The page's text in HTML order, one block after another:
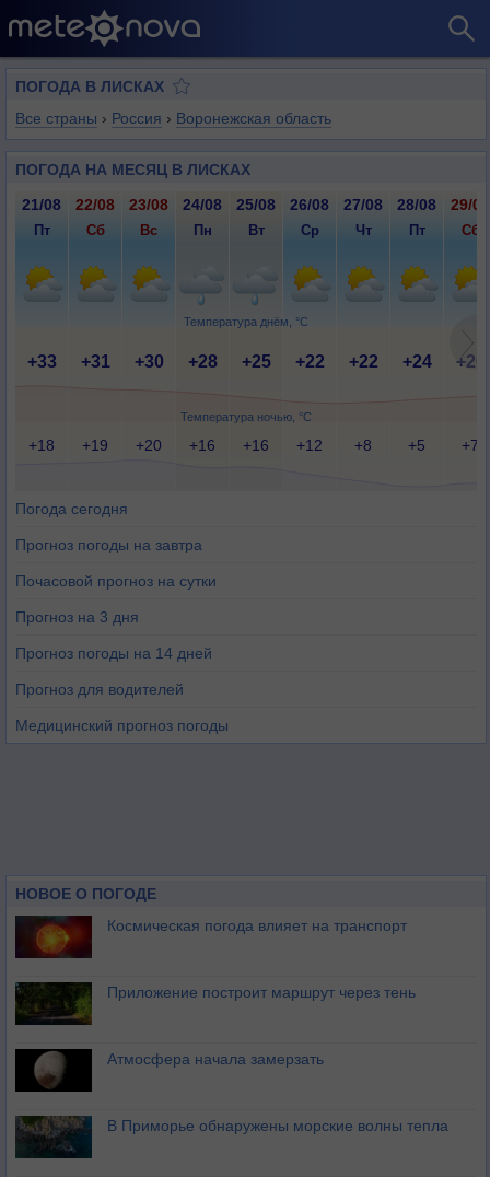
ПОГОДА В ЛИСКАХ
Все страны › Россия › Воронежская область
ПОГОДА НА МЕСЯЦ В ЛИСКАХ
Температура днём, °C
Температура ночью, °C
21/08 22/08 23/08 24/08 25/08 26/08 27/08 28/08 29/08
Пт Сб Вс Пн Вт Ср Чт Пт Сб
+33 +31 +30 +28 +25 +22 +22 +24 +26
+18 +19 +20 +16 +16 +12 +8 +5 +7
Погода сегодня
Прогноз погоды на завтра
Почасовой прогноз на сутки
Прогноз на 3 дня
Прогноз погоды на 14 дней
Прогноз для водителей
Медицинский прогноз погоды
НОВОЕ О ПОГОДЕ
Космическая погода влияет на транспорт
Приложение построит маршрут через тень
Атмосфера начала замерзать
В Приморье обнаружены морские волны тепла